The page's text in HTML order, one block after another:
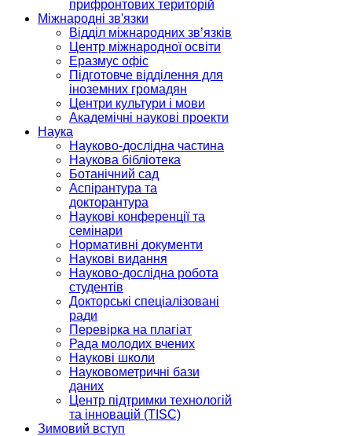
прифронтових територій
Міжнародні зв'язки
Відділ міжнародних зв’язків
Центр міжнародної освіти
Еразмус офіс
Підготовче відділення для
іноземних громадян
Центри культури і мови
Академічні наукові проекти
Наука
Науково-дослідна частина
Наукова бібліотека
Ботанічний сад
Аспірантура та
докторантура
Наукові конференції та
семінари
Нормативні документи
Наукові видання
Науково-дослідна робота
студентів
Докторські спеціалізовані
ради
Перевірка на плагіат
Рада молодих вчених
Наукові школи
Науковометричні бази
даних
Центр підтримки технологій
та інновацій (TISC)
Зимовий вступ